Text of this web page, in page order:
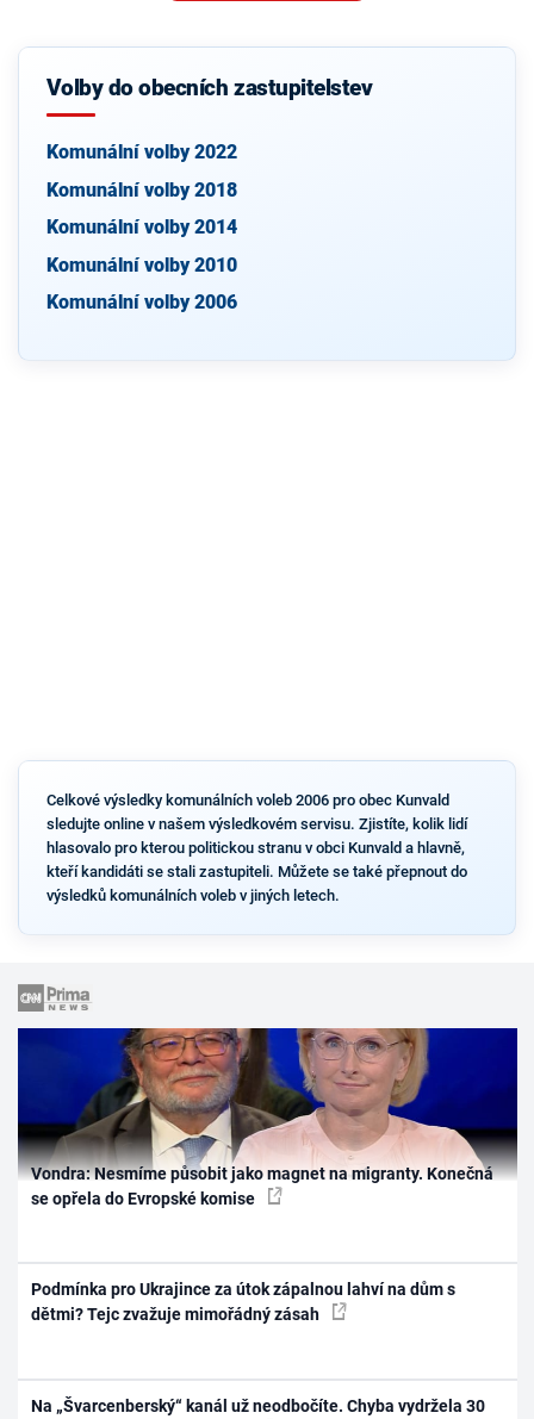
Volby do obecních zastupitelstev
Komunální volby 2022
Komunální volby 2018
Komunální volby 2014
Komunální volby 2010
Komunální volby 2006
Celkové výsledky komunálních voleb 2006 pro obec Kunvald
sledujte online v našem výsledkovém servisu. Zjistíte, kolik lidí
hlasovalo pro kterou politickou stranu v obci Kunvald a hlavně,
kteří kandidáti se stali zastupiteli. Můžete se také přepnout do
výsledků komunálních voleb v jiných letech.
Vondra: Nesmíme působit jako magnet na migranty. Konečná
se opřela do Evropské komise
Podmínka pro Ukrajince za útok zápalnou lahví na dům s
dětmi? Tejc zvažuje mimořádný zásah
Na „Švarcenberský“ kanál už neodbočíte. Chyba vydržela 30